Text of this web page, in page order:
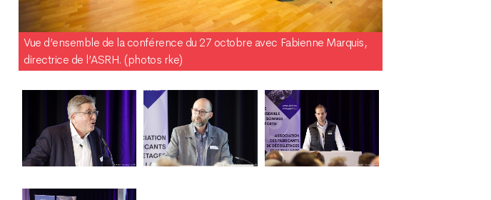
Vue d’ensemble de la conférence du 27 octobre avec Fabienne Marquis,
directrice de l’ASRH. (photos rke)